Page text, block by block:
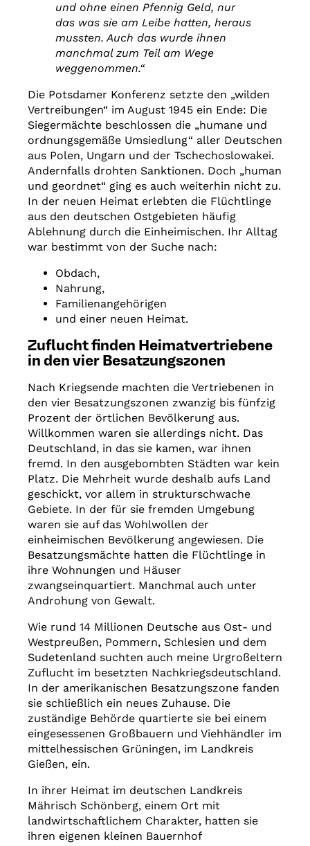
Blog: Zwischen
Grenzen
und ohne einen Pfennig Geld, nur
das was sie am Leibe hatten, heraus
mussten. Auch das wurde ihnen
manchmal zum Teil am Wege
weggenommen.“
Die Potsdamer Konferenz setzte den „wilden
Vertreibungen“ im August 1945 ein Ende: Die
Siegermächte beschlossen die „humane und
ordnungsgemäße Umsiedlung“ aller Deutschen
aus Polen, Ungarn und der Tschechoslowakei.
Andernfalls drohten Sanktionen. Doch „human
und geordnet“ ging es auch weiterhin nicht zu.
In der neuen Heimat erlebten die Flüchtlinge
aus den deutschen Ostgebieten häufig
Ablehnung durch die Einheimischen. Ihr Alltag
war bestimmt von der Suche nach:
Obdach,
Nahrung,
Familienangehörigen
und einer neuen Heimat.
Zuflucht finden Heimatvertriebene
in den vier Besatzungszonen
Nach Kriegsende machten die Vertriebenen in
den vier Besatzungszonen zwanzig bis fünfzig
Prozent der örtlichen Bevölkerung aus.
Willkommen waren sie allerdings nicht. Das
Deutschland, in das sie kamen, war ihnen
fremd. In den ausgebombten Städten war kein
Platz. Die Mehrheit wurde deshalb aufs Land
geschickt, vor allem in strukturschwache
Gebiete. In der für sie fremden Umgebung
waren sie auf das Wohlwollen der
einheimischen Bevölkerung angewiesen. Die
Besatzungsmächte hatten die Flüchtlinge in
ihre Wohnungen und Häuser
zwangseinquartiert. Manchmal auch unter
Androhung von Gewalt.
Wie rund 14 Millionen Deutsche aus Ost- und
Westpreußen, Pommern, Schlesien und dem
Sudetenland suchten auch meine Urgroßeltern
Zuflucht im besetzten Nachkriegsdeutschland.
In der amerikanischen Besatzungszone fanden
sie schließlich ein neues Zuhause. Die
zuständige Behörde quartierte sie bei einem
eingesessenen Großbauern und Viehhändler im
mittelhessischen Grüningen, im Landkreis
Gießen, ein.
In ihrer Heimat im deutschen Landkreis
Mährisch Schönberg, einem Ort mit
landwirtschaftlichem Charakter, hatten sie
ihren eigenen kleinen Bauernhof